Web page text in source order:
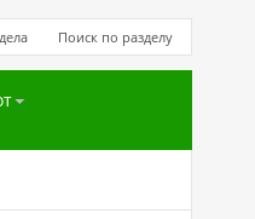
Поиск по разделу